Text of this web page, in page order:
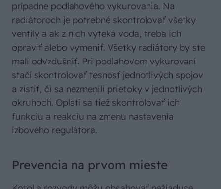
prípadne podlahového vykurovania. Na
radiátoroch je potrebné skontrolovať všetky
ventily a ak z nich vyteká voda, treba ich
opraviť alebo vymeniť. Všetky radiátory by ste
mali odvzdušniť. Pri podlahovom vykurovaní
stačí skontrolovať tesnosť jednotlivých spojov
a zistiť, či sa nezmenili prietoky v jednotlivých
okruhoch. Oplatí sa tiež skontrolovať ich
funkciu a reakciu na zmenu nastavenia
izbového regulátora.
Prevencia na prvom mieste